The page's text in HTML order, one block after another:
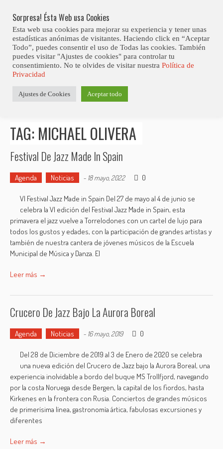
content
Club Contest.
Posts tagged "Michael Olivera"
TAG: MICHAEL OLIVERA
Festival De Jazz Made In Spain
Agenda Noticias - 18 mayo, 2022 0
VI Festival Jazz Made in Spain Del 27 de mayo al 4 de junio se
celebra la VI edición del Festival Jazz Made in Spain, esta
primavera el jazz vuelve a Torrelodones con un cartel de lujo para
todos los gustos y edades, con la participación de grandes artistas y
también de nuestra cantera de jóvenes músicos de la Escuela
Municipal de Música y Danza. El
Leer más →
Crucero De Jazz Bajo La Aurora Boreal
Agenda Noticias - 16 mayo, 2019 0
Del 28 de Diciembre de 2019 al 3 de Enero de 2020 se celebra
una nueva edición del Crucero de Jazz bajo la Aurora Boreal, una
experiencia inolvidable a bordo del buque MS Trollfjord, navegando
por la costa Noruega desde Bergen, la capital de los fiordos, hasta
Kirkenes en la frontera con Rusia. Conciertos de grandes músicos
de primerísima línea, gastronomía ártica, fabulosas excursiones y
diferentes
Leer más →
Sorpresa! Ésta Web usa Cookies
Esta web usa cookies para mejorar su experiencia y tener unas
estadísticas anónimas de visitantes. Haciendo click en “Aceptar
Todo”, puedes consentir el uso de Todas las cookies. También
puedes visitar "Ajustes de cookies" para controlar tu
consentimiento. No te olvides de visitar nuestra Política de
Privacidad
Ajustes de Cookies Aceptar todo